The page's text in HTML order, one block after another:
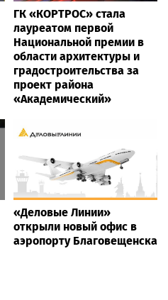
ГК «КОРТРОС» стала
лауреатом первой
Национальной премии в
области архитектуры и
градостроительства за
проект района
«Академический»
«Деловые Линии»
открыли новый офис в
аэропорту Благовещенска